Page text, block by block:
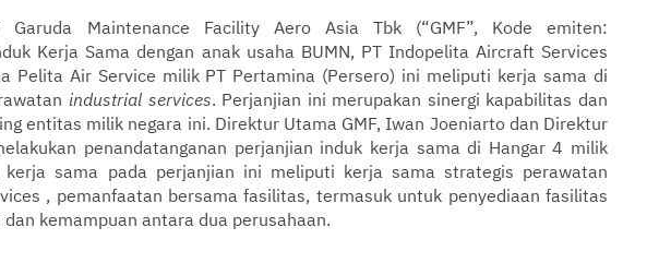
Maintenance Facility Aero Asia Tbk (“GMF”, Kode emiten:
Kerja Sama dengan anak usaha BUMN, PT Indopelita Aircraft Services
Pelita Air Service milik PT Pertamina (Persero) ini meliputi kerja sama di
industrial services. Perjanjian ini merupakan sinergi kapabilitas dan
entitas milik negara ini. Direktur Utama GMF, Iwan Joeniarto dan Direktur
penandatanganan perjanjian induk kerja sama di Hangar 4 milik
kerja sama pada perjanjian ini meliputi kerja sama strategis perawatan
, pemanfaatan bersama fasilitas, termasuk untuk penyediaan fasilitas
kemampuan antara dua perusahaan.